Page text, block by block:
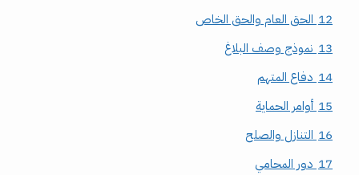
12 الحق العام والحق الخاص
13 نموذج وصف البلاغ
14 دفاع المتهم
15 أوامر الحماية
16 التنازل والصلح
17 دور المحامي